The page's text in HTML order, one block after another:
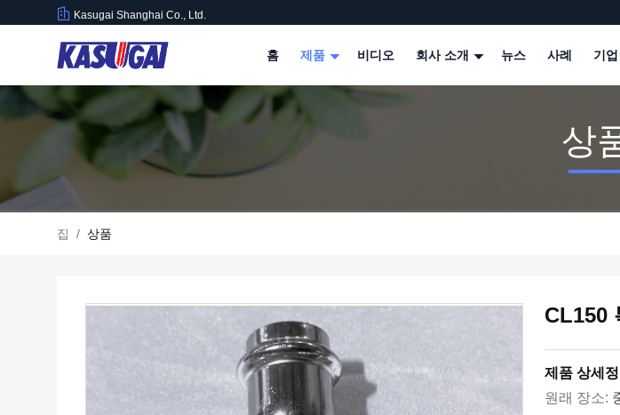
Kasugai Shanghai Co., Ltd.
홈 제품 비디오 회사 소개 뉴스 사례 기
상
집 / 상품
CL150
제품 상세
원래 장소: